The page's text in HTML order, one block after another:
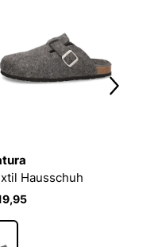
Hausschuh